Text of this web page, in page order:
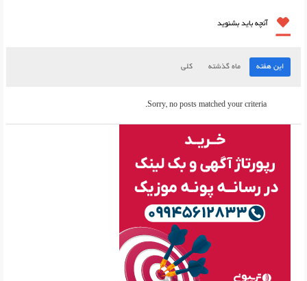
آنچه باید بشنوید
این هفته ماه گذشته کلی
Sorry, no posts matched your criteria.